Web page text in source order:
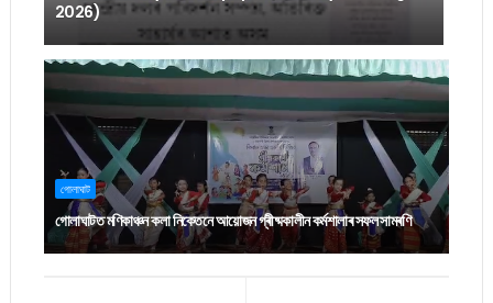
2026)
গোলাঘাট
গোলাঘাটত মণিকাঞ্চন কলা নিকেতনে আয়োজন গ্ৰীষ্মকালীন কৰ্মশালাৰ সফল সামৰণি